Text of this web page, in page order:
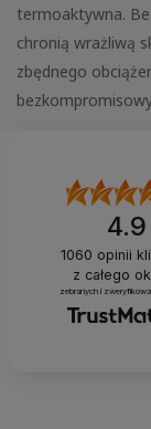
termoaktywna.
chronią wrażliwą
zbędnego
4.9
1060 opinii
z całego
zebranych i